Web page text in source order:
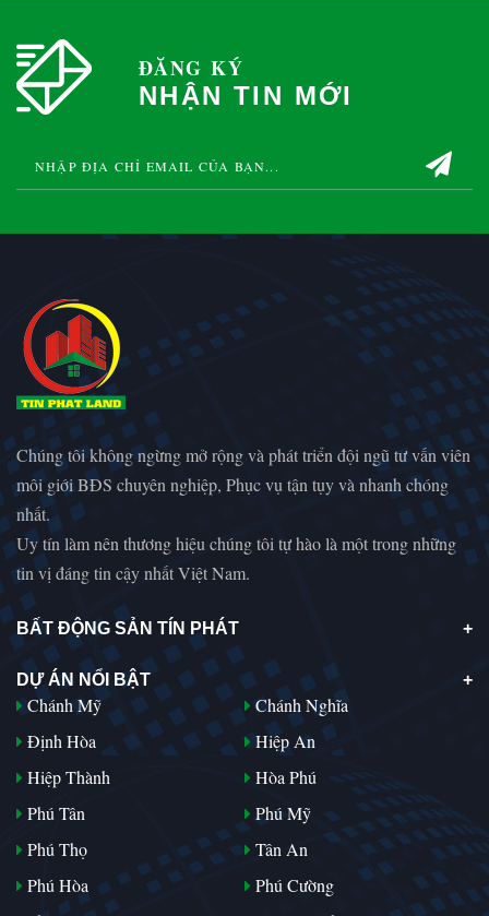
ĐĂNG KÝ
NHẬN TIN MỚI
Chúng tôi không ngừng mở rộng và phát triển đội ngũ tư vấn viên
môi giới BĐS chuyên nghiệp, Phục vụ tận tụy và nhanh chóng
nhất.
Uy tín làm nên thương hiệu chúng tôi tự hào là một trong những
tin vị đáng tin cậy nhất Việt Nam.
BẤT ĐỘNG SẢN TÍN PHÁT
DỰ ÁN NỔI BẬT
Chánh Mỹ
Chánh Nghĩa
Định Hòa
Hiệp An
Hiệp Thành
Hòa Phú
Phú Tân
Phú Mỹ
Phú Thọ
Tân An
Phú Hòa
Phú Cường